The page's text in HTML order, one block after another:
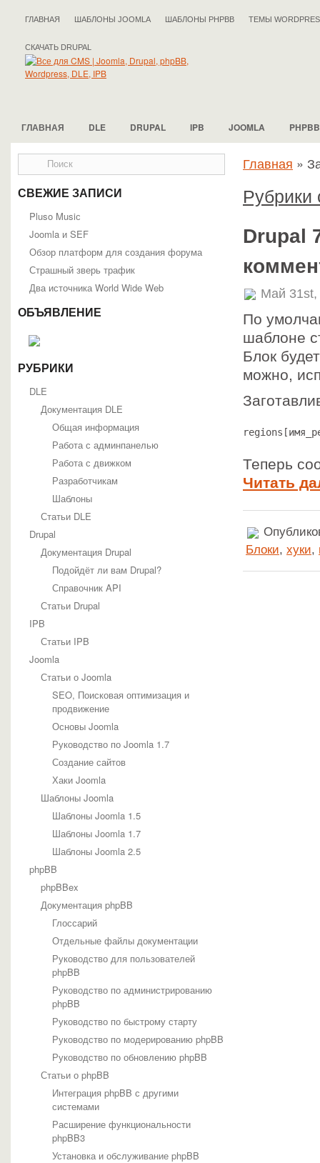
ГЛАВНАЯ ШАБЛОНЫ JOOMLA ШАБЛОНЫ PHPBB ТЕМЫ
СКАЧАТЬ DRUPAL
ГЛАВНАЯ DLE DRUPAL IPB JOOMLA PHPBB
СВЕЖИЕ ЗАПИСИ
Pluso Musiс
Joomla и SEF
Обзор платформ для создания форума
Страшный зверь трафик
Два источника World Wide Web
ОБЪЯВЛЕНИЕ
РУБРИКИ
DLE
Документация DLE
Общая информация
Работа с админпанелью
Работа с движком
Разработчикам
Шаблоны
Статьи DLE
Drupal
Документация Drupal
Подойдёт ли вам Drupal?
Справочник API
Статьи Drupal
IPB
Статьи IPB
Joomla
Статьи о Joomla
SEO, Поисковая оптимизация и
продвижение
Основы Joomla
Руководство по Joomla 1.7
Создание сайтов
Хаки Joomla
Шаблоны Joomla
Шаблоны Joomla 1.5
Шаблоны Joomla 1.7
Шаблоны Joomla 2.5
phpBB
phpBBex
Документация phpBB
Глоссарий
Отдельные файлы документации
Руководство для пользователей
phpBB
Руководство по администрированию
phpBB
Руководство по быстрому старту
Руководство по модерированию phpBB
Руководство по обновлению phpBB
Статьи о phpBB
Интеграция phpBB с другими
системами
Расширение функциональности
phpBB3
Установка и обслуживание phpBB
Главная »
Рубрики
Drupal
Май
По
шаблоне
Блок
можно,
Теперь
Читать
Блоки, хуки,